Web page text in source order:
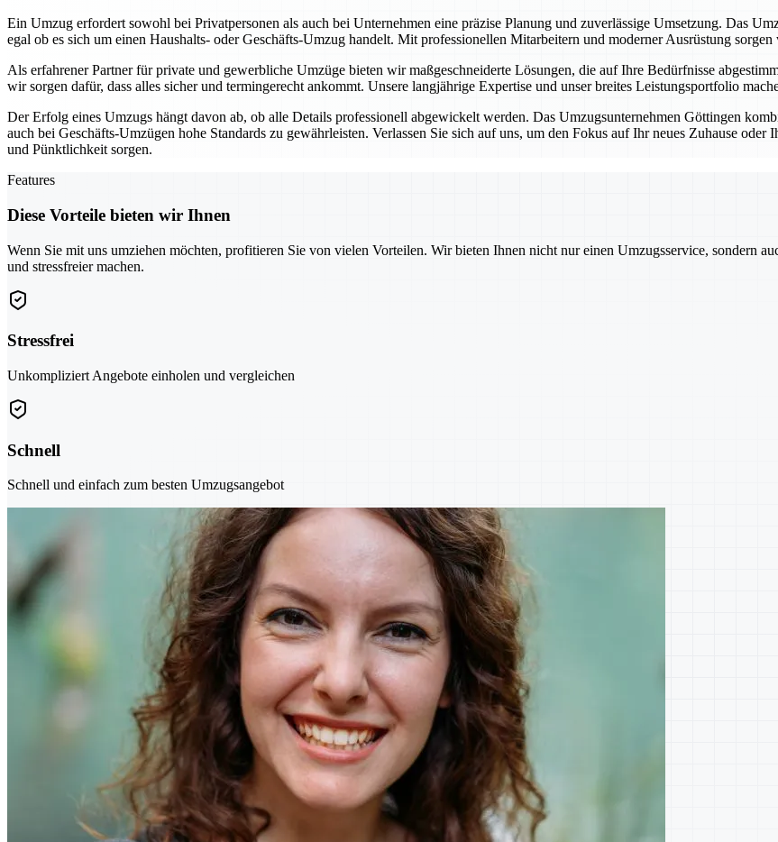
Ein Umzug erfordert sowohl bei Privatpersonen als auch bei Unternehmen eine präzise Planung und zuverlässige Umsetzung. Das
egal ob es sich um einen Haushalts- oder Geschäfts-Umzug handelt. Mit professionellen Mitarbeitern und moderner Ausrüstung
Als erfahrener Partner für private und gewerbliche Umzüge bieten wir maßgeschneiderte Lösungen, die auf Ihre Bedürfnisse
wir sorgen dafür, dass alles sicher und termingerecht ankommt. Unsere langjährige Expertise und unser breites Leistungsportfolio
Der Erfolg eines Umzugs hängt davon ab, ob alle Details professionell abgewickelt werden. Das Umzugsunternehmen Göttingen
auch bei Geschäfts-Umzügen hohe Standards zu gewährleisten. Verlassen Sie sich auf uns, um den Fokus auf Ihr neues Zuhause
und Pünktlichkeit sorgen.
Features
Diese Vorteile bieten wir Ihnen
Wenn Sie mit uns umziehen möchten, profitieren Sie von vielen Vorteilen. Wir bieten Ihnen nicht nur einen Umzugsservice, sondern
und stressfreier machen.
Stressfrei
Unkompliziert Angebote einholen und vergleichen
Schnell
Schnell und einfach zum besten Umzugsangebot